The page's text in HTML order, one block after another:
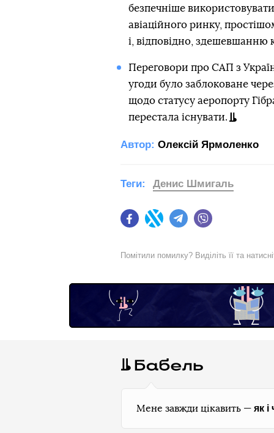
безпечніше
авіаційного ринку,
і, відповідно, здешевшанню
Переговори про САП з
угоди було заблоковане
щодо статусу аеропорту
перестала існувати.
Автор: Олексій Ярмоленко
FacebookTwitter Telegram
Теги: Денис Шмигаль
Помітили помилку? Виділіть її та
Мене завжди цікавить — як